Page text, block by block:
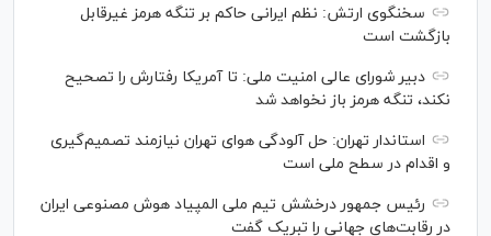
سخنگوی ارتش: نظم ایرانی حاکم بر تنگه هرمز غیرقابل
بازگشت است
دبیر شورای عالی امنیت ملی: تا آمریکا رفتارش را تصحیح
نکند، تنگه هرمز باز نخواهد شد
استاندار تهران: حل آلودگی هوای تهران نیازمند تصمیم‌گیری
و اقدام در سطح ملی است
رئیس جمهور درخشش تیم ملی المپیاد هوش مصنوعی ایران
در رقابت‌های جهانی را تبریک گفت